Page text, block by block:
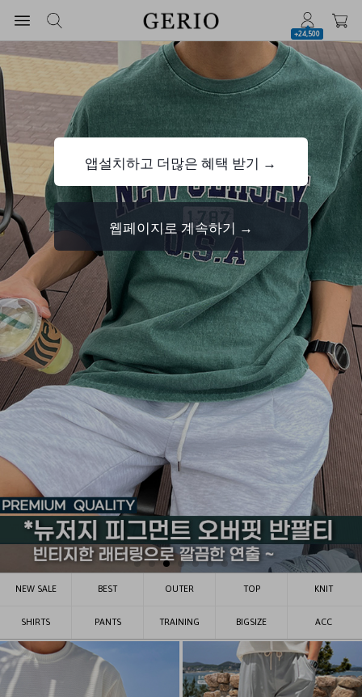
+24,500
NEW SALE BEST OUTER TOP KNIT
SHIRTS PANTS TRAINING BIGSIZE ACC
앱설치하고 더많은 혜택 받기 →
웹페이지로 계속하기 →